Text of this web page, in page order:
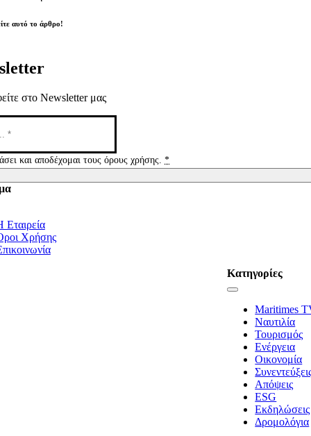
αυτό το άρθρο!
στο Newsletter μας
και αποδέχομαι τους όρους χρήσης.*
Εταιρεία
Χρήσης
Κατηγορίες
Toggle
NavigationMaritimes
Ναυτιλία
Τουρισμός
Ενέργεια
Οικονομία
Απόψεις
ESG
Εκδηλώσεις
Δρομολόγια